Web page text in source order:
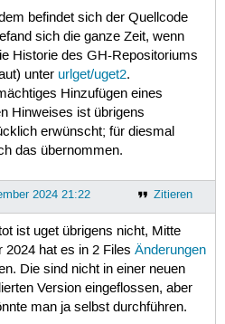
befindet sich der Quellcode
sich die ganze Zeit, wenn
Historie des GH-Repositoriums
unter urlget/uget2.
Hinzufügen eines
Hinweises ist übrigens
erwünscht; für diesmal
das übernommen.
Zitieren
2024 21:22
ist uget übrigens nicht, Mitte
2024 hat es in 2 Files Änderungen
Die sind nicht in einer neuen
Version eingeflossen, aber
man ja selbst durchführen.